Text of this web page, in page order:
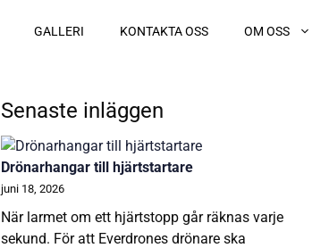
GALLERI KONTAKTA OSS OM OSS
Senaste inläggen
Drönarhangar till hjärtstartare
juni 18, 2026
När larmet om ett hjärtstopp går räknas varje
sekund. För att Everdrones drönare ska